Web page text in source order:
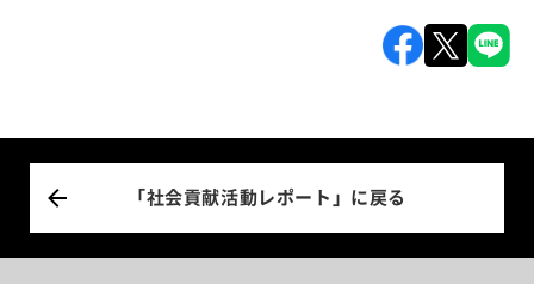
「社会貢献活動レポート」に戻る